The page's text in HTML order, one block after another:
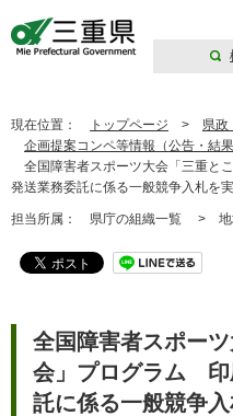
現在位置： トップページ > 県政
企画提案コンペ等情報（公告・結果
全国障害者スポーツ大会「三重と
発送業務委託に係る一般競争入札を
担当所属： 県庁の組織一覧 > 地
全国障害者スポー
会」プログラム 印
託に係る一般競争